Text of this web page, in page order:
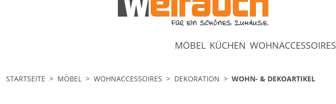
MÖBEL KÜCHEN WOHNACCESSOIRES
STARTSEITE MÖBEL WOHNACCESSOIRES DEKORATION WOHN- & DEKOARTIKEL